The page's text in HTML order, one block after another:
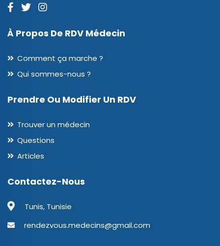
À Propos De RDV Médecin
Comment ça marche ?
Qui sommes-nous ?
Prendre Ou Modifier Un RDV
Trouver un médecin
Questions
Articles
Contactez-Nous
Tunis, Tunisie
rendezvous.medecins@gmail.com